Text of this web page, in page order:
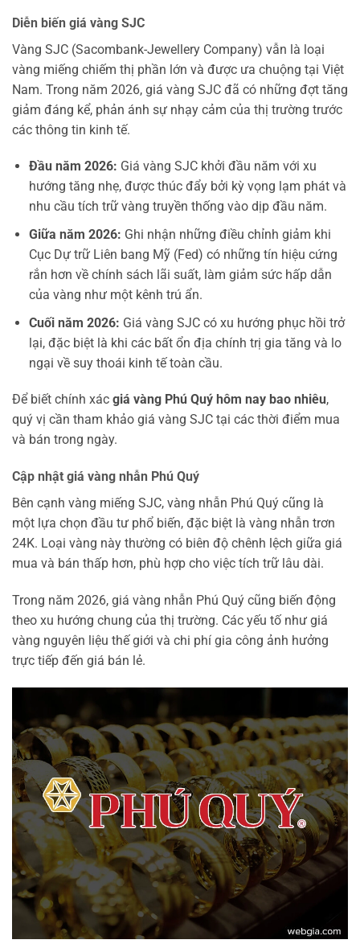
Diễn biến giá vàng SJC
Vàng SJC (Sacombank-Jewellery Company) vẫn là loại
vàng miếng chiếm thị phần lớn và được ưa chuộng tại Việt
Nam. Trong năm 2026, giá vàng SJC đã có những đợt tăng
giảm đáng kể, phản ánh sự nhạy cảm của thị trường trước
các thông tin kinh tế.
Đầu năm 2026: Giá vàng SJC khởi đầu năm với xu
hướng tăng nhẹ, được thúc đẩy bởi kỳ vọng lạm phát và
nhu cầu tích trữ vàng truyền thống vào dịp đầu năm.
Giữa năm 2026: Ghi nhận những điều chỉnh giảm khi
Cục Dự trữ Liên bang Mỹ (Fed) có những tín hiệu cứng
rắn hơn về chính sách lãi suất, làm giảm sức hấp dẫn
của vàng như một kênh trú ẩn.
Cuối năm 2026: Giá vàng SJC có xu hướng phục hồi trở
lại, đặc biệt là khi các bất ổn địa chính trị gia tăng và lo
ngại về suy thoái kinh tế toàn cầu.
Để biết chính xác giá vàng Phú Quý hôm nay bao nhiêu,
quý vị cần tham khảo giá vàng SJC tại các thời điểm mua
và bán trong ngày.
Cập nhật giá vàng nhẫn Phú Quý
Bên cạnh vàng miếng SJC, vàng nhẫn Phú Quý cũng là
một lựa chọn đầu tư phổ biến, đặc biệt là vàng nhẫn trơn
24K. Loại vàng này thường có biên độ chênh lệch giữa giá
mua và bán thấp hơn, phù hợp cho việc tích trữ lâu dài.
Trong năm 2026, giá vàng nhẫn Phú Quý cũng biến động
theo xu hướng chung của thị trường. Các yếu tố như giá
vàng nguyên liệu thế giới và chi phí gia công ảnh hưởng
trực tiếp đến giá bán lẻ.